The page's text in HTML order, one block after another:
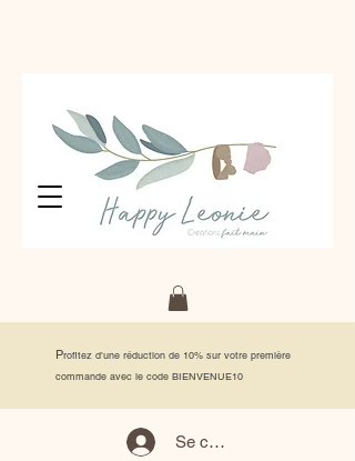
Profitez d'une réduction de 10% sur votre première
commande avec le code BIENVENUE10
Se connecter